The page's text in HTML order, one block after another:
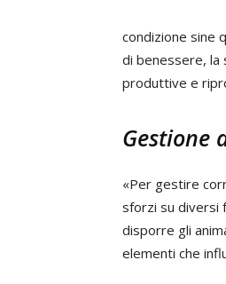
condizione sine
di benessere, la
produttive e
Gestione
«Per gestire
sforzi su diversi
disporre gli
elementi che